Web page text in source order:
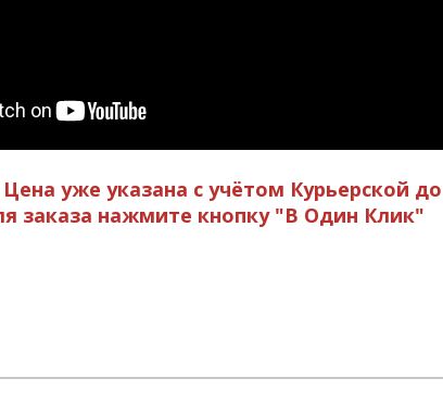
уже указана с учётом Курьерской
заказа нажмите кнопку "В Один Клик"